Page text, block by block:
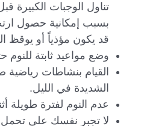
تناول الوجبات الكبيرة
بسبب إمكانية حصول
قد يكون مؤذياً أو يوقظ
وضع مواعيد ثابتة للنوم
القيام بنشاطات
الشديدة في الليل.
عدم النوم لفترة طويلة
لا تجبر نفسك على تحمل